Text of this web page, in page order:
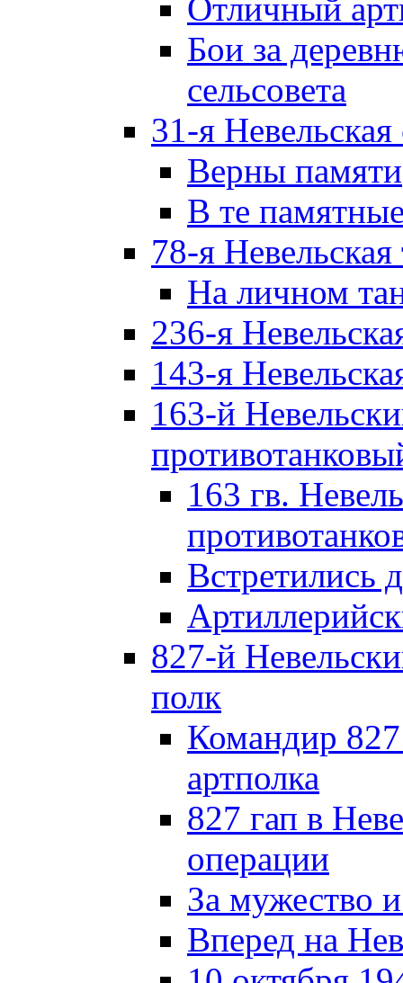
Отличный
Бои за
сельсовета
31-я Невельская
Верны памяти
В те
78-я Невельская
На личном
236-я
143-я
163-й
163 гв.
Встретились
827-й
полк
Командир 827
артполка
827 гап в
операции
За мужество
Вперед на